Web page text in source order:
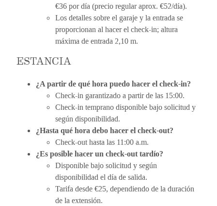
€36 por día (precio regular aprox. €52/día).
Los detalles sobre el garaje y la entrada se
proporcionan al hacer el check-in; altura
máxima de entrada 2,10 m.
ESTANCIA
¿A partir de qué hora puedo hacer el check-in?
Check-in garantizado a partir de las 15:00.
Check-in temprano disponible bajo solicitud y
según disponibilidad.
¿Hasta qué hora debo hacer el check-out?
Check-out hasta las 11:00 a.m.
¿Es posible hacer un check-out tardío?
Disponible bajo solicitud y según
disponibilidad el día de salida.
Tarifa desde €25, dependiendo de la duración
de la extensión.